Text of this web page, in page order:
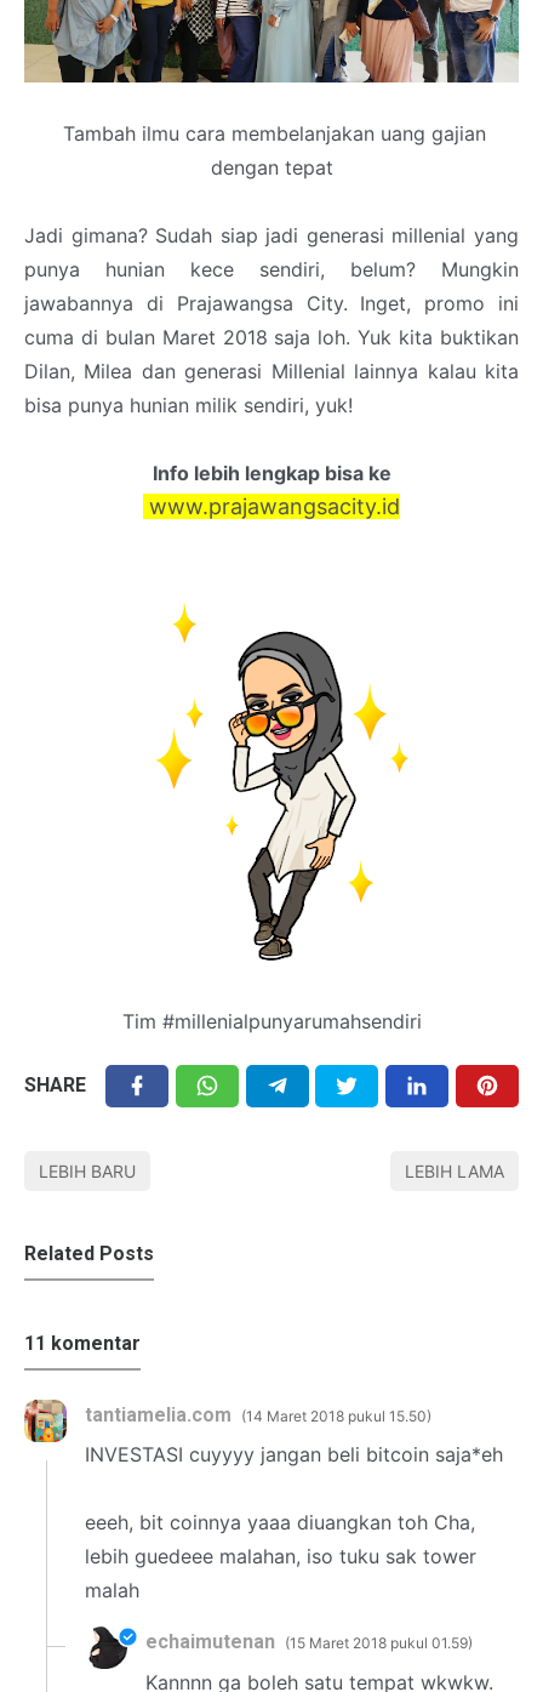
Tambah ilmu cara membelanjakan uang gajian
dengan tepat
Jadi gimana? Sudah siap jadi generasi millenial yang
punya hunian kece sendiri, belum? Mungkin
jawabannya di Prajawangsa City. Inget, promo ini
cuma di bulan Maret 2018 saja loh. Yuk kita buktikan
Dilan, Milea dan generasi Millenial lainnya kalau kita
bisa punya hunian milik sendiri, yuk!
Info lebih lengkap bisa ke
www.prajawangsacity.id
Tim #millenialpunyarumahsendiri
SHARE
LEBIH BARU LEBIH LAMA
Related Posts
11 komentar
tantiamelia.com 14 Maret 2018 pukul 15.50
INVESTASI cuyyyy jangan beli bitcoin saja*eh
eeeh, bit coinnya yaaa diuangkan toh Cha,
lebih guedeee malahan, iso tuku sak tower
malah
echaimutenan 15 Maret 2018 pukul 01.59
Kannnn ga boleh satu tempat wkwkw.